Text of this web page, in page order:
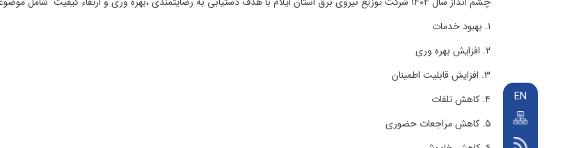
EN
۱. بهبود خدمات
۲. افزایش بهره وری
۳. افزایش قابلیت اطمینان
۴. کاهش تلفات
۵. کاهش مراجعات حضوری